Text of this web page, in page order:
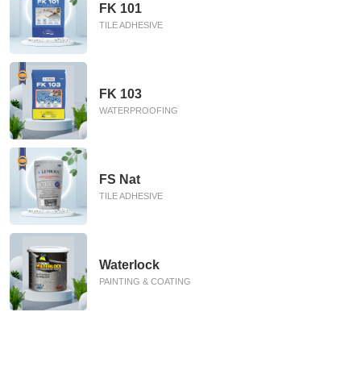
FK 101
TILE ADHESIVE
FK 103
WATERPROOFING
FS Nat
TILE ADHESIVE
Waterlock
PAINTING & COATING